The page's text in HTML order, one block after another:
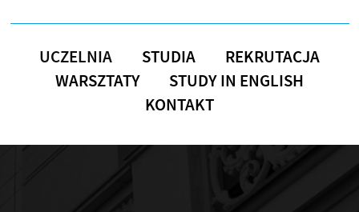
UCZELNIA STUDIA
REKRUTACJA
WARSZTATY
STUDY IN ENGLISH
KONTAKT